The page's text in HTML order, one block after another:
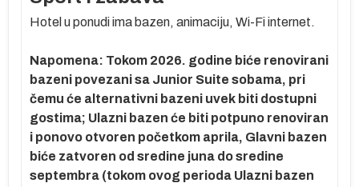
Hotel u ponudi ima bazen, animaciju, Wi-Fi internet.
Napomena: Tokom 2026. godine biće renovirani
bazeni povezani sa Junior Suite sobama, pri
čemu će alternativni bazeni uvek biti dostupni
gostima; Ulazni bazen će biti potpuno renoviran
i ponovo otvoren početkom aprila, Glavni bazen
biće zatvoren od sredine juna do sredine
septembra (tokom ovog perioda Ulazni bazen